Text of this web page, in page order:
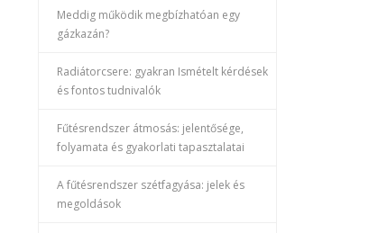
Meddig működik megbízhatóan egy
gázkazán?
Radiátorcsere: gyakran Ismételt kérdések
és fontos tudnivalók
Fűtésrendszer átmosás: jelentősége,
folyamata és gyakorlati tapasztalatai
A fűtésrendszer szétfagyása: jelek és
megoldások